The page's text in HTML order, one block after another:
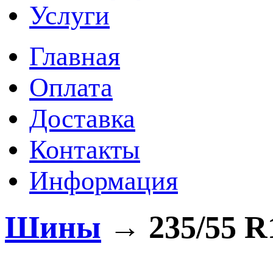
Услуги
Главная
Оплата
Доставка
Контакты
Информация
Шины → 235/55